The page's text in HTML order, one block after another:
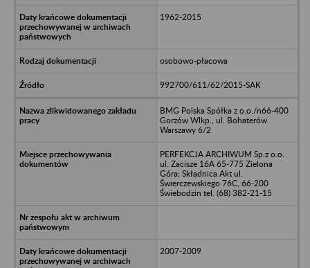
1962-2015
osobowo-płacowa
992700/611/62/2015-SAK
BMG Polska Spółka z o.o./n66-400
Gorzów Wlkp., ul. Bohaterów
Warszawy 6/2
PERFEKCJA ARCHIWUM Sp.z o.o.
ul. Zacisze 16A 65-775 Zielona
Góra; Składnica Akt ul.
Świerczewskiego 76C, 66-200
Świebodzin tel. (68) 382-21-15
2007-2009